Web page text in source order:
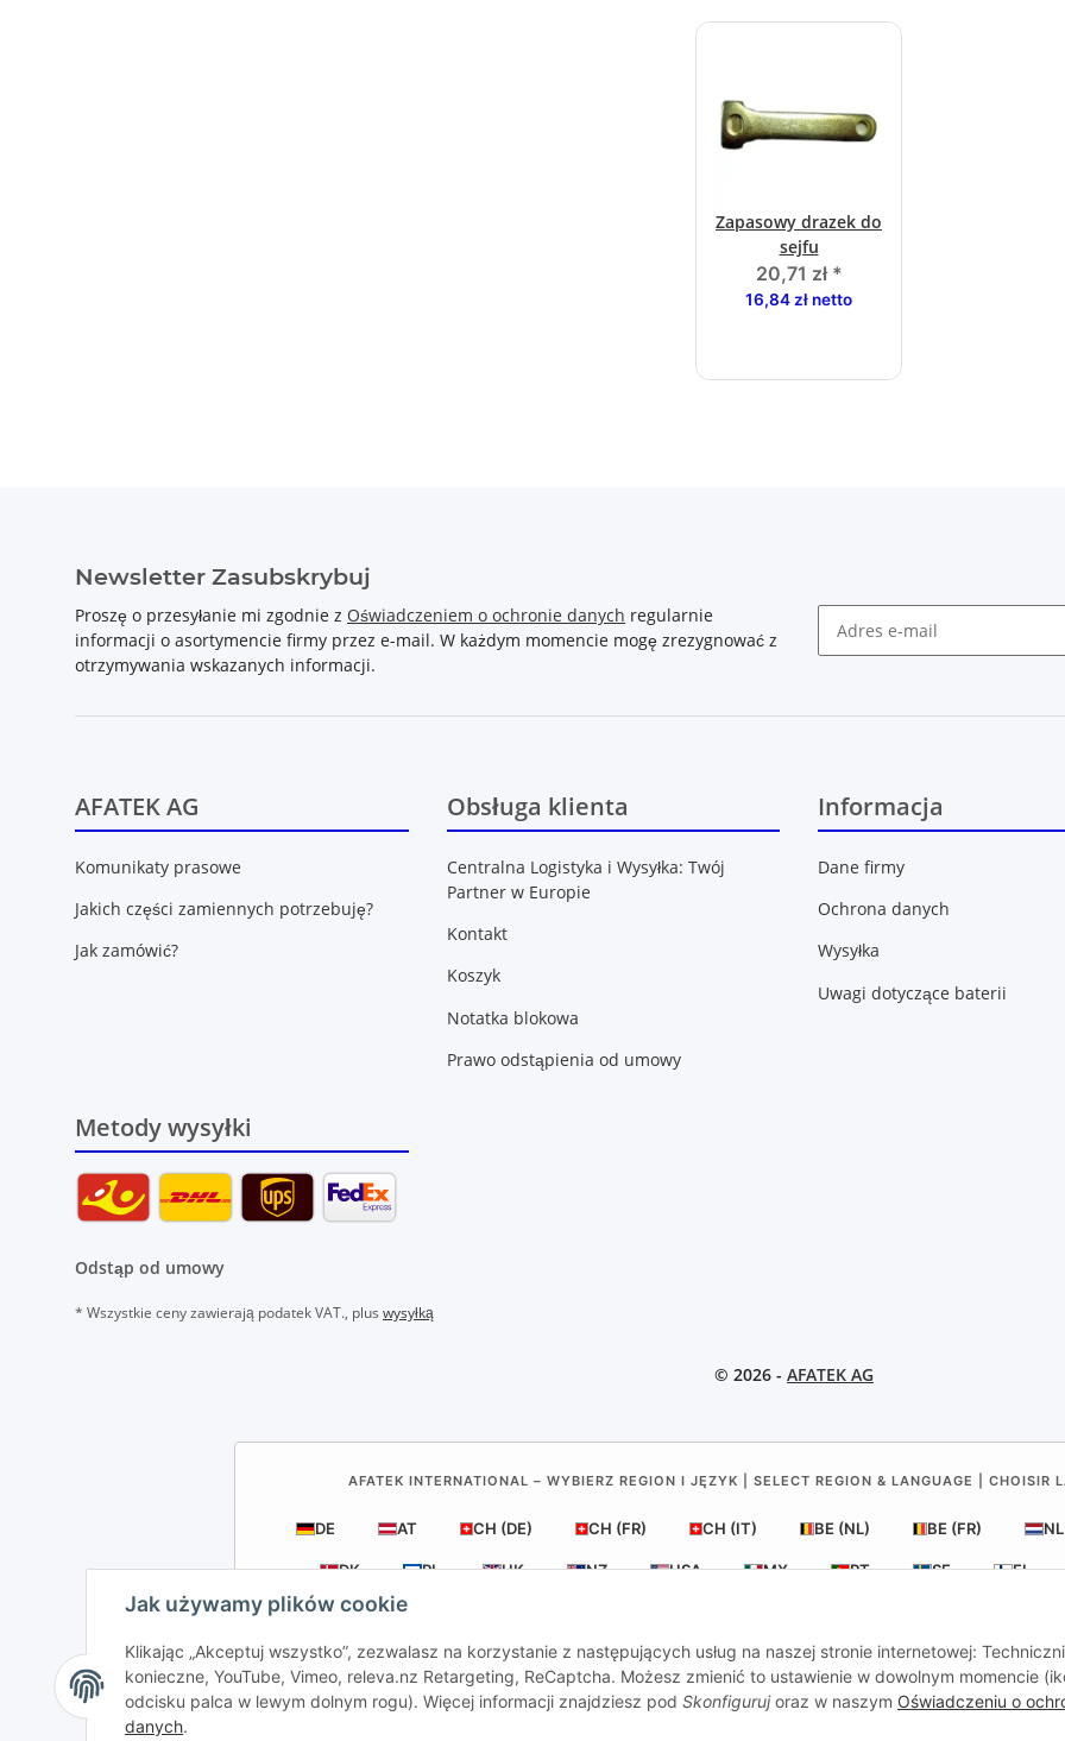
Jak używamy plików cookie
Klikając „Akceptuj wszystko”, zezwalasz na korzystanie z następujących usług na naszej stronie internetowej:
konieczne, YouTube, Vimeo, releva.nz Retargeting, ReCaptcha. Możesz zmienić to ustawienie w dowolnym momencie
odcisku palca w lewym dolnym rogu). Więcej informacji znajdziesz pod Skonfigurujoraz w naszym Oświadczeniu o
danych.
Zapasowy drazek do
sejfu
20,71 zł *
16,84 zł netto
Newsletter Zasubskrybuj
Proszę o przesyłanie mi zgodnie z Oświadczeniem o ochronie danych regularnie
informacji o asortymencie firmy przez e-mail. W każdym momencie mogę zrezygnować z
otrzymywania wskazanych informacji.
AFATEK AG
Komunikaty prasowe
Jakich części zamiennych potrzebuję?
Jak zamówić?
Obsługa klienta
Centralna Logistyka i Wysyłka: Twój
Partner w Europie
Kontakt
Koszyk
Notatka blokowa
Prawo odstąpienia od umowy
Informacja
Dane firmy
Ochrona danych
Wysyłka
Uwagi dotyczące baterii
Metody wysyłki
Odstąp od umowy
* Wszystkie ceny zawierają podatek VAT., plus wysyłką
© 2026 - AFATEK AG
AFATEK INTERNATIONAL – WYBIERZ REGION I JĘZYK | SELECT REGION & LANGUAGE | CHOISIR
DE AT CH (DE) CH (FR) CH (IT) BE (NL) BE (FR) NL
DK PL UK NZ USA MX PT SE FI
AFATEK International| Twój partner w zakresie części zamiennych do przyczep i